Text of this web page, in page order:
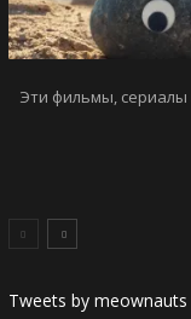
Эти фильмы, сериалы
Tweets by meownauts